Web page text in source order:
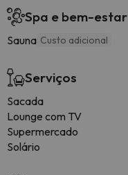
Spa e bem-estar
Sauna Custo adicional
Serviços
Sacada
Lounge com TV
Supermercado
Solário